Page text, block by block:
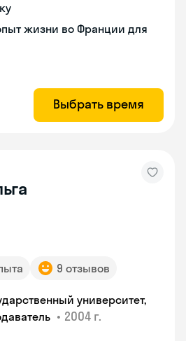
жизни во Франции для
Выбрать время
9 отзывов
университет,
• 2004 г.